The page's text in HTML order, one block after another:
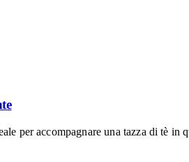
per accompagnare una tazza di tè in